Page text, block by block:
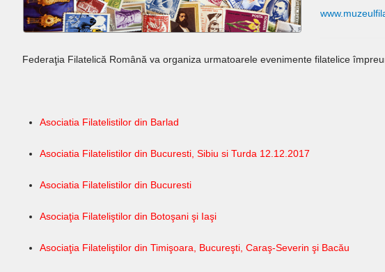
Federaţia Filatelică Română va organiza urmatoarele evenimente filatelice
Asociatia Filatelistilor din Barlad
Asociatia Filatelistilor din Bucuresti, Sibiu si Turda 12.12.2017
Asociatia Filatelistilor din Bucuresti
Asociaţia Filateliştilor din Botoşani şi Iaşi
Asociaţia Filateliştilor din Timişoara, Bucureşti, Caraş-Severin şi Bacău